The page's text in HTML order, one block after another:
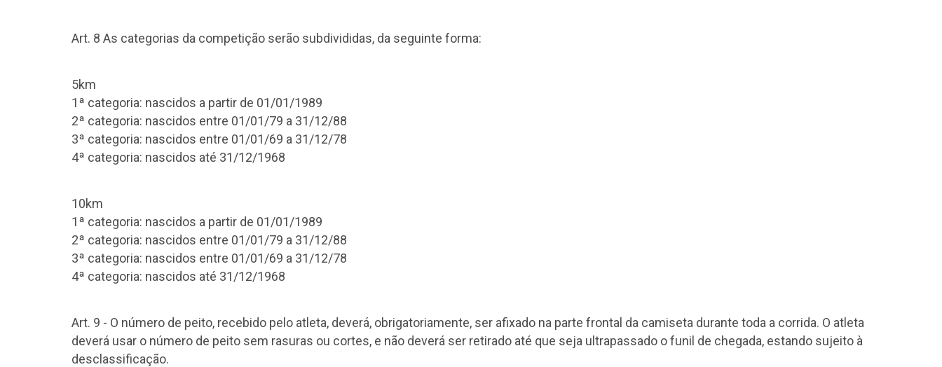
Art. 8 As categorias da competição serão subdivididas, da seguinte forma:
5km
1ª categoria: nascidos a partir de 01/01/1989
2ª categoria: nascidos entre 01/01/79 a 31/12/88
3ª categoria: nascidos entre 01/01/69 a 31/12/78
4ª categoria: nascidos até 31/12/1968
10km
1ª categoria: nascidos a partir de 01/01/1989
2ª categoria: nascidos entre 01/01/79 a 31/12/88
3ª categoria: nascidos entre 01/01/69 a 31/12/78
4ª categoria: nascidos até 31/12/1968
Art. 9 - O número de peito, recebido pelo atleta, deverá, obrigatoriamente, ser afixado na parte frontal da camiseta durante toda a corrida. O atleta
deverá usar o número de peito sem rasuras ou cortes, e não deverá ser retirado até que seja ultrapassado o funil de chegada, estando sujeito à
desclassificação.